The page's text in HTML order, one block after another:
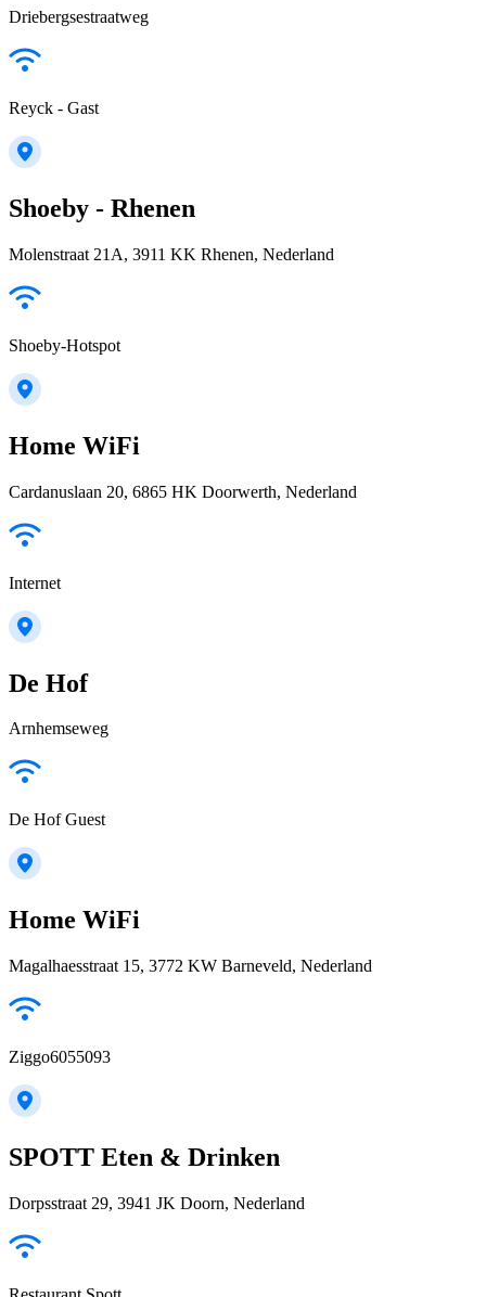
Driebergsestraatweg
Reyck - Gast
Shoeby - Rhenen
Molenstraat 21A, 3911 KK Rhenen, Nederland
Shoeby-Hotspot
Home WiFi
Cardanuslaan 20, 6865 HK Doorwerth, Nederland
Internet
De Hof
Arnhemseweg
De Hof Guest
Home WiFi
Magalhaesstraat 15, 3772 KW Barneveld, Nederland
Ziggo6055093
SPOTT Eten & Drinken
Dorpsstraat 29, 3941 JK Doorn, Nederland